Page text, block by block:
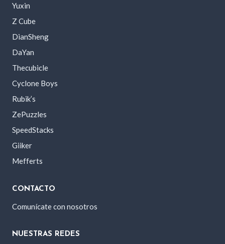
Yuxin
Z Cube
DianSheng
DaYan
Thecubicle
Cyclone Boys
Rubik’s
ZePuzzles
SpeedStacks
Giiker
Mefferts
CONTACTO
Comunícate con nosotros
NUESTRAS REDES